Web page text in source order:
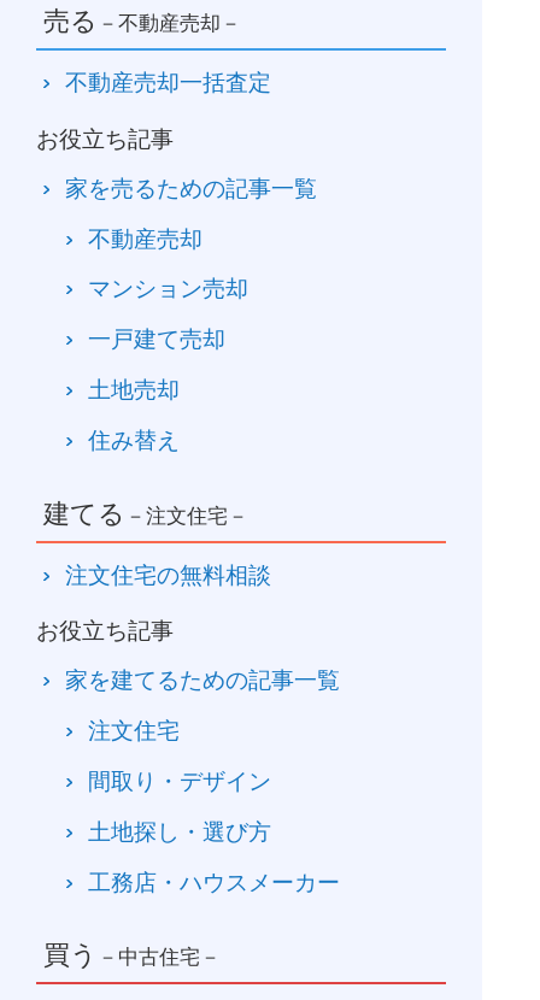
売る －不動産売却－
不動産売却一括査定
お役立ち記事
家を売るための記事一覧
不動産売却
マンション売却
一戸建て売却
土地売却
住み替え
建てる －注文住宅－
注文住宅の無料相談
お役立ち記事
家を建てるための記事一覧
注文住宅
間取り・デザイン
土地探し・選び方
工務店・ハウスメーカー
買う －中古住宅－